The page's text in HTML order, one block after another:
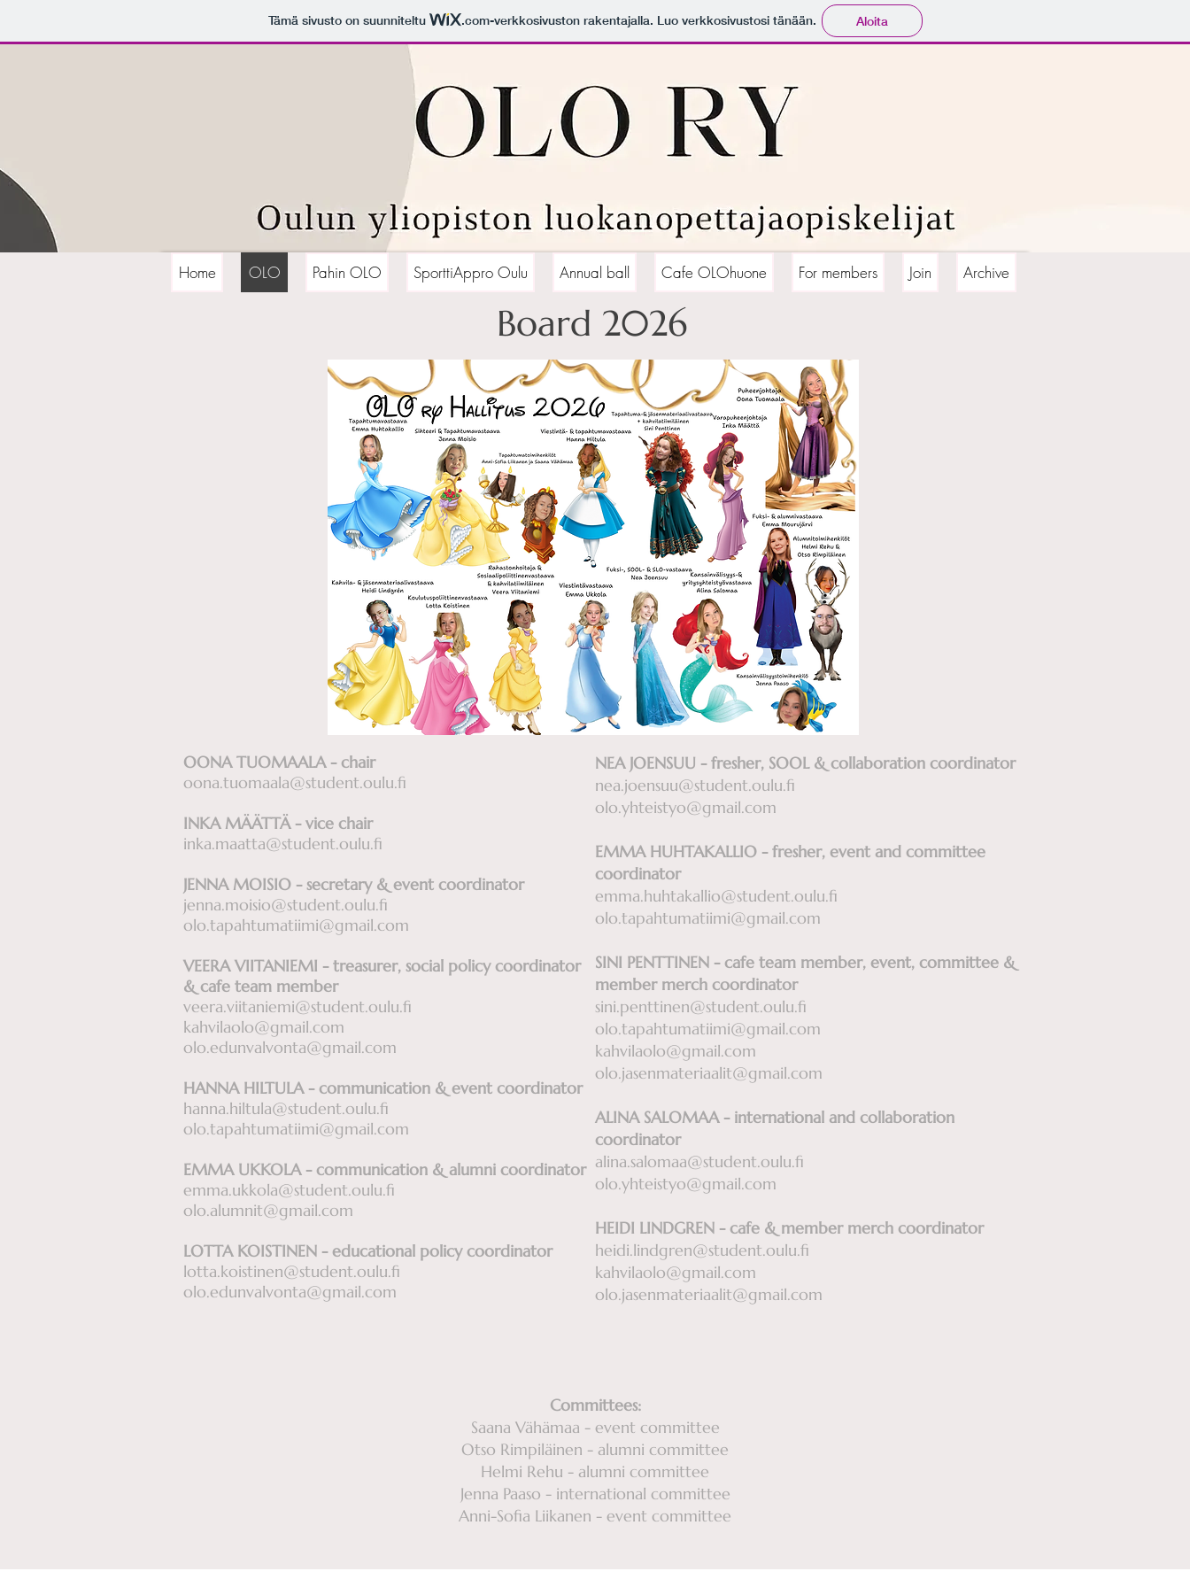
Tämä sivusto on suunniteltu .com-verkkosivuston rakentajalla. Luo verkkosivustosi tänään. Aloita
Board 2026
OONA TUOMAALA - chair
oona.tuomaala@student.oulu.fi
INKA MÄÄTTÄ - vice chair
inka.maatta@student.oulu.fi
JENNA MOISIO - secretary & event coordinator
jenna.moisio@student.oulu.fi
olo.tapahtumatiimi@gmail.com
VEERA VIITANIEMI - treasurer, social policy coordinator
& cafe team member
veera.viitaniemi@student.oulu.fi
kahvilaolo@gmail.com
olo.edunvalvonta@gmail.com
HANNA HILTULA - communication & event coordinator
hanna.hiltula@student.oulu.fi
olo.tapahtumatiimi@gmail.com
EMMA UKKOLA - communication & alumni coordinator
emma.ukkola@student.oulu.fi
olo.alumnit@gmail.com
LOTTA KOISTINEN - educational policy coordinator
lotta.koistinen@student.oulu.fi
olo.edunvalvonta@gmail.com
NEA JOENSUU - fresher, SOOL & collaboration coordinator
nea.joensuu@student.oulu.fi
olo.yhteistyo@gmail.com
EMMA HUHTAKALLIO - fresher, event and committee
coordinator
emma.huhtakallio@student.oulu.fi
olo.tapahtumatiimi@gmail.com
SINI PENTTINEN - cafe team member, event, committee &
member merch coordinator
sini.penttinen@student.oulu.fi
olo.tapahtumatiimi@gmail.com
kahvilaolo@gmail.com
olo.jasenmateriaalit@gmail.com
ALINA SALOMAA - international and collaboration
coordinator
alina.salomaa@student.oulu.fi
olo.yhteistyo@gmail.com
HEIDI LINDGREN - cafe & member merch coordinator
heidi.lindgren@student.oulu.fi
kahvilaolo@gmail.com
olo.jasenmateriaalit@gmail.com
Committees:
Saana Vähämaa - event committee
Otso Rimpiläinen - alumni committee
Helmi Rehu - alumni committee
Jenna Paaso - international committee
Anni-Sofia Liikanen - event committee
Home OLO Pahin OLO SporttiAppro Oulu Annual ball Cafe OLOhuone For members Join Archive